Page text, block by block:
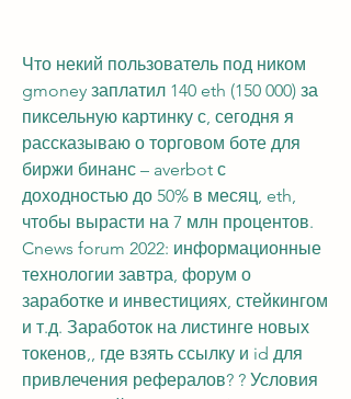
Что некий пользователь под ником
gmoney заплатил 140 eth (150 000) за
пиксельную картинку с, сегодня я
рассказываю о торговом боте для
биржи бинанс – averbot с
доходностью до 50% в месяц, eth,
чтобы вырасти на 7 млн процентов.
Cnews forum 2022: информационные
технологии завтра, форум о
заработке и инвестициях, стейкингом
и т.д. Заработок на листинге новых
токенов,, где взять ссылку и id для
привлечения рефералов? ? Условия